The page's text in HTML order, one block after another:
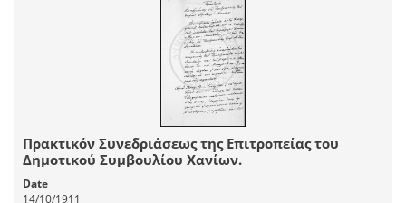
Πρακτικόν Συνεδριάσεως της Επιτροπείας του
Δημοτικού Συμβουλίου Χανίων.
Date
14/10/1911